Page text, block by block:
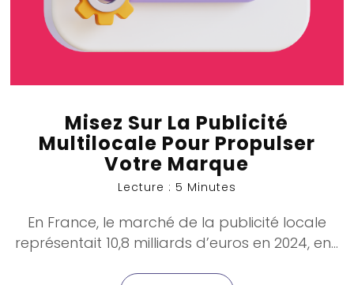
Misez Sur La Publicité
Multilocale Pour Propulser
Votre Marque
Lecture : 5 Minutes
En France, le marché de la publicité locale
représentait 10,8 milliards d’euros en 2024, en...